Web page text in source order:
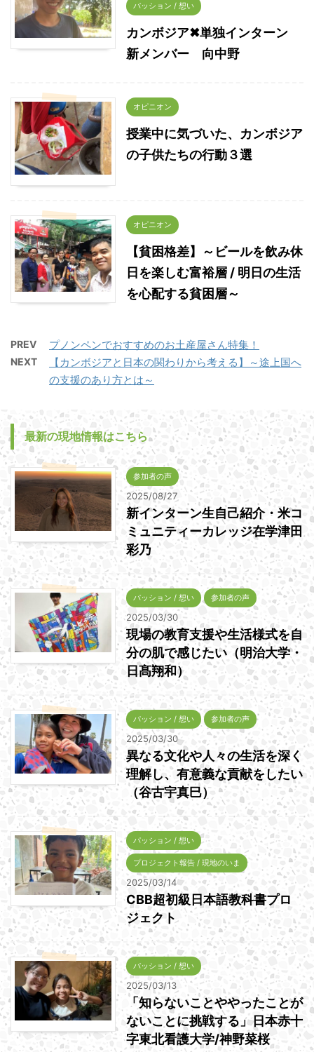
パッション / 想い
カンボジア✖単独インターン
新メンバー 向中野
オピニオン
授業中に気づいた、カンボジア
の子供たちの行動３選
オピニオン
【貧困格差】～ビールを飲み休
日を楽しむ富裕層 / 明日の生活
を心配する貧困層～
PREV プノンペンでおすすめのお土産屋さん特集！
NEXT
【カンボジアと日本の関わりから考える】～途上国へ
の支援のあり方とは～
最新の現地情報はこちら
参加者の声
2025/08/27
新インターン生自己紹介・米コ
ミュニティーカレッジ在学津田
彩乃
パッション / 想い 参加者の声
2025/03/30
現場の教育支援や生活様式を自
分の肌で感じたい（明治大学・
日髙翔和）
パッション / 想い 参加者の声
2025/03/30
異なる文化や人々の生活を深く
理解し、有意義な貢献をしたい
（谷古宇真巳）
パッション / 想い
プロジェクト報告 / 現地のいま
2025/03/14
CBB超初級日本語教科書プロ
ジェクト
パッション / 想い
2025/03/13
「知らないことややったことが
ないことに挑戦する」日本赤十
字東北看護大学/神野菜桜